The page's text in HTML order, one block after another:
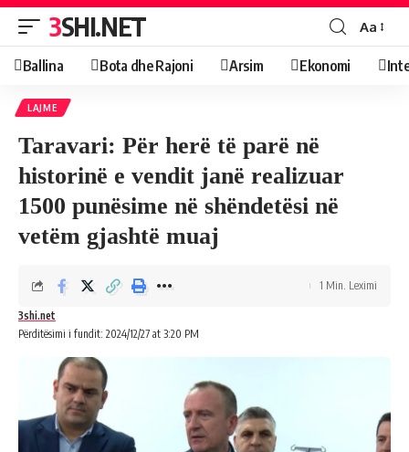
3SHI.NET Aa
Ballina Bota dhe Rajoni Arsim Ekonomi
LAJME
Taravari: Për herë të parë në
historinë e vendit janë realizuar
1500 punësime në shëndetësi në
vetëm gjashtë muaj
Përditësimi i fundit: 2024/12/27 at 3:20 PM
3shi.net
1 Min. Leximi